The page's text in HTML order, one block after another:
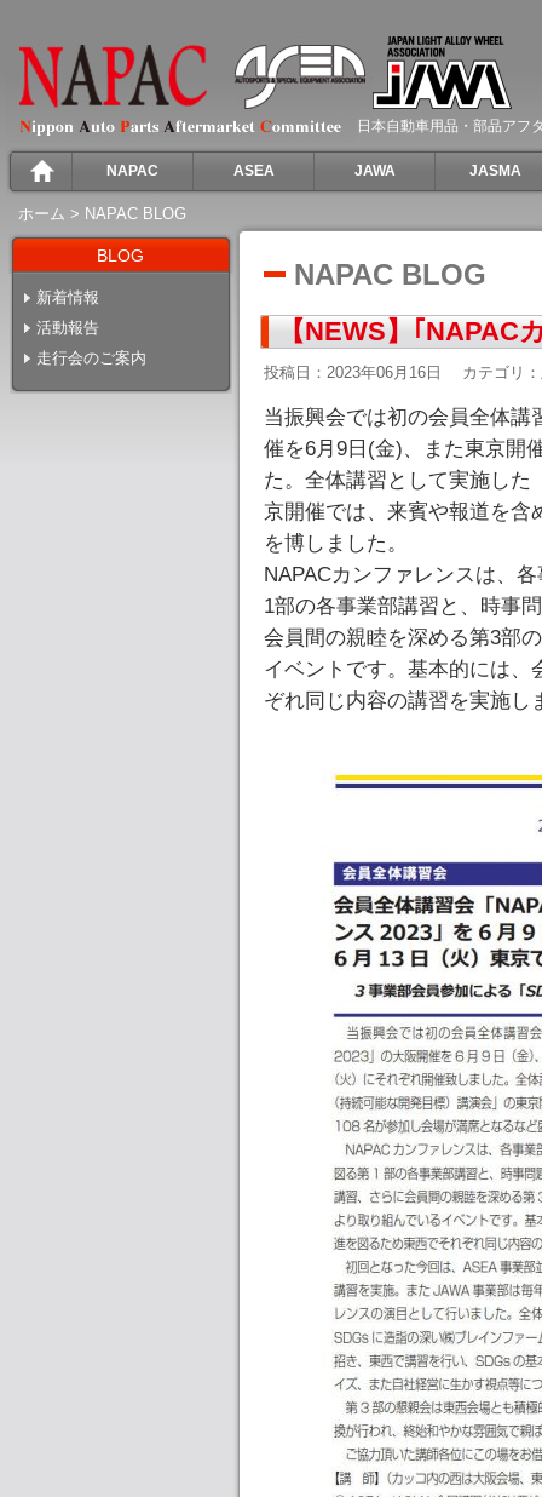
日本自動車用品・部品アフ
NAPAC ASEA JAWA JASMA
ホーム > NAPAC BLOG
BLOG
新着情報
活動報告
走行会のご案内
NAPAC BLOG
【NEWS】｢NAPAC
投稿日：2023年06月16日 カテゴリ：
当振興会では初の会員全体講
催を6月9日(金)、また東京開
た。全体講習として実施し
京開催では、来賓や報道を含
を博しました。
NAPACカンファレンスは、
1部の各事業部講習と、時事
会員間の親睦を深める第3部
イベントです。基本的には、
ぞれ同じ内容の講習を実施し